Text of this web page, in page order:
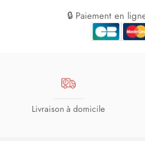
🔒 Paiement en
Livraison à domicile